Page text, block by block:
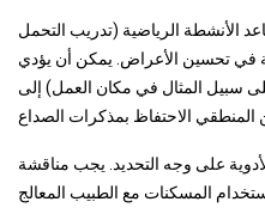
الأنشطة الرياضية (تدريب التحمل
في تحسين الأعراض. يمكن أن يؤدي
سبيل المثال في مكان العمل) إلى
على وجه التحديد. يجب مناقشة